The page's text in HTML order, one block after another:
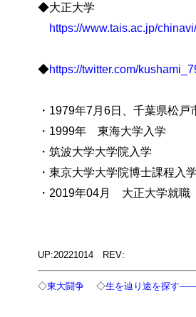
◆大正大学
https://www.tais.ac.jp/
◆https://twitter.com/
・1979年7月6日、千葉県松戸
・1999年 東海大学入学
・筑波大学大学院入学
・東京大学大学院博士課程入学
・2019年04月 大正大学就職
UP:20221014 REV:
◇東大闘争◇生を辿り途を探す